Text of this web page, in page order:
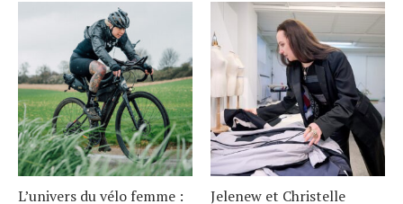
L’univers du vélo femme :
Jelenew et Christelle